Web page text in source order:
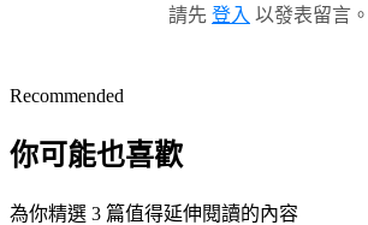
請先 登入 以發表留言。
Recommended
你可能也喜歡
為你精選 3 篇值得延伸閱讀的內容